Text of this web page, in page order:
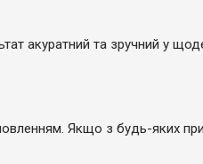
акуратний та зручний у
Якщо з будь-яких